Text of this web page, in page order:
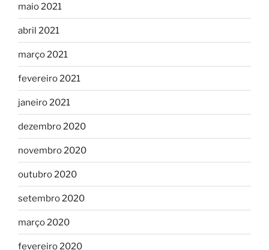
maio 2021
abril 2021
março 2021
fevereiro 2021
janeiro 2021
dezembro 2020
novembro 2020
outubro 2020
setembro 2020
março 2020
fevereiro 2020